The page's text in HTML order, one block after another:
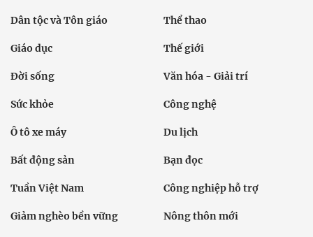
Dân tộc và Tôn giáo Thể thao
Giáo dục Thế giới
Đời sống Văn hóa - Giải trí
Sức khỏe Công nghệ
Ô tô xe máy Du lịch
Bất động sản Bạn đọc
Tuần Việt Nam Công nghiệp hỗ trợ
Giảm nghèo bền vững Nông thôn mới